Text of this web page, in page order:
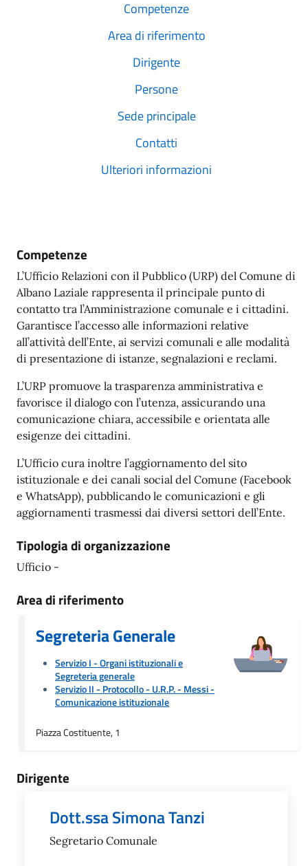
Competenze
Area di riferimento
Dirigente
Persone
Sede principale
Contatti
Ulteriori informazioni
Competenze
L’Ufficio Relazioni con il Pubblico (URP) del Comune di
Albano Laziale rappresenta il principale punto di
contatto tra l’Amministrazione comunale e i cittadini.
Garantisce l’accesso alle informazioni relative
all’attività dell’Ente, ai servizi comunali e alle modalità
di presentazione di istanze, segnalazioni e reclami.
L’URP promuove la trasparenza amministrativa e
favorisce il dialogo con l’utenza, assicurando una
comunicazione chiara, accessibile e orientata alle
esigenze dei cittadini.
L’Ufficio cura inoltre l’aggiornamento del sito
istituzionale e dei canali social del Comune (Facebook
e WhatsApp), pubblicando le comunicazioni e gli
aggiornamenti trasmessi dai diversi settori dell’Ente.
Tipologia di organizzazione
Ufficio -
Area di riferimento
Segreteria Generale
Servizio I - Organi istituzionali e
Segreteria generale
Servizio II - Protocollo - U.R.P. - Messi-
Comunicazione istituzionale
Piazza Costituente, 1
Dirigente
Dott.ssa Simona Tanzi
Segretario Comunale